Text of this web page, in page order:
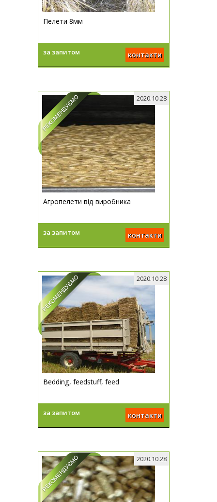
Пелети 8мм
за запитом контакти
Агропелети від виробника
за запитом контакти
2020.10.28
Bedding, feedstuff, feed
за запитом контакти
2020.10.28
2020.10.28